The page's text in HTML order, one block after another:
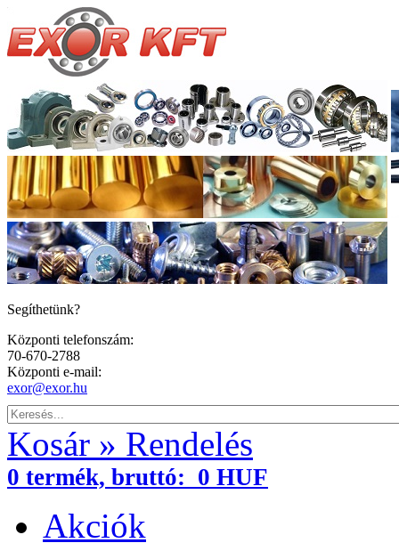
Segíthetünk?
Központi telefonszám:
70-670-2788
Központi e-mail:
exor@exor.hu
Kosár » Rendelés
0 termék, bruttó: 0 HUF
Akciók